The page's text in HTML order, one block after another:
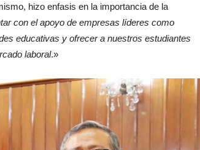
hizo enfasis en la importancia de la
con el apoyo de empresas líderes como
educativas y ofrecer a nuestros estudiantes
laboral.»